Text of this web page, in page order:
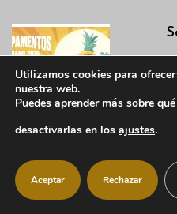
15
de
Utilizamos cookies para
nuestra web.
Puedes aprender más sobre
desactivarlas en los ajustes.
Aceptar Rechazar